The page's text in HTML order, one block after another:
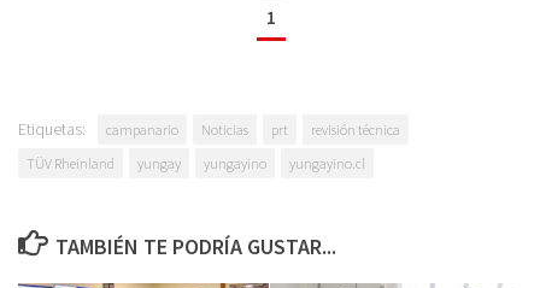
1
Etiquetas: campanario Noticias prt
revisión técnica
TÜV Rheinland
yungay yungayino yungayino.cl
TAMBIÉN TE PODRÍA GUSTAR...